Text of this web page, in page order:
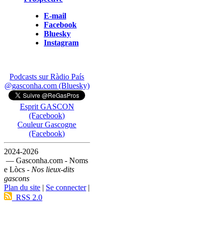
E-mail
Facebook
Bluesky
Instagram
Podcasts sur Ràdio País
@gasconha.com (Bluesky)
Esprit GASCON
(Facebook)
Couleur Gascogne
(Facebook)
2024-2026
— Gasconha.com - Noms
e Lòcs - Nos lieux-dits
gascons
Plan du site | Se connecter|
RSS 2.0